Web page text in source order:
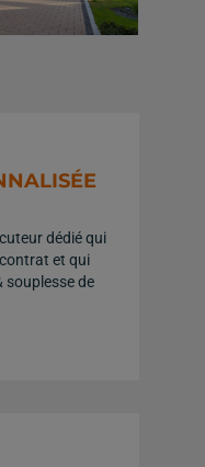
dédié qui
et qui
souplesse de